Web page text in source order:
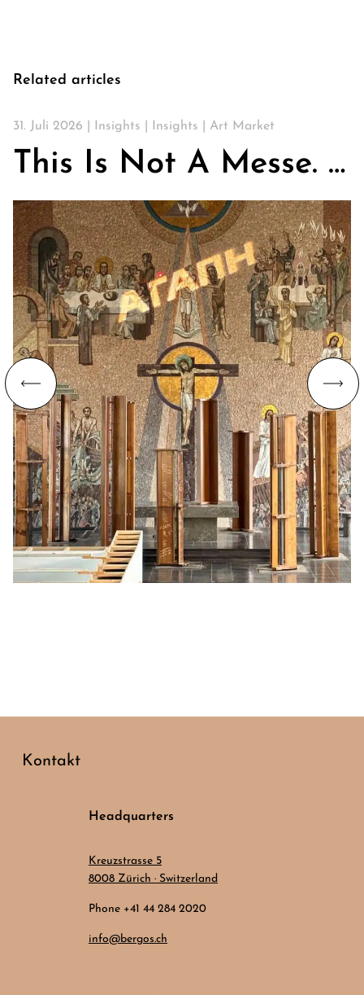
Related articles
31. Juli 2026 | Insights Insights Art Market
This Is Not A Messe. Über Kirchen, Kunst & die Suche nach Gemeinschaft
Kontakt
Headquarters
Kreuzstrasse 5
8008 Zürich · Switzerland
Phone +41 44 284 2020
info@bergos.ch